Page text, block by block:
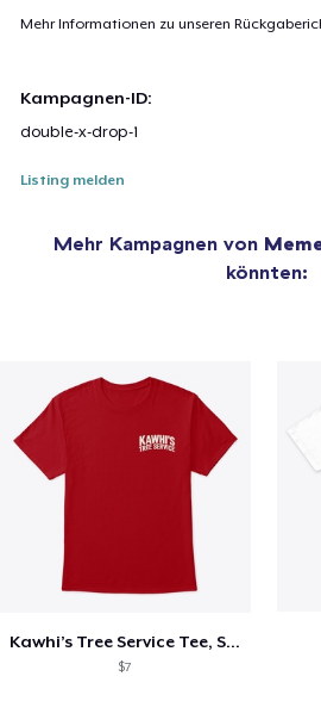
Mehr Informationen zu unseren
Kampagnen-ID:
double-x-drop-1
Listing melden
Mehr Kampagnen von
könnten:
Kawhi’s Tree Service Tee, Shirts, Mug
$7